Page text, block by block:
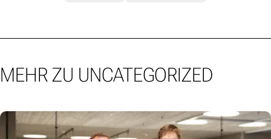
MEHR ZU UNCATEGORIZED